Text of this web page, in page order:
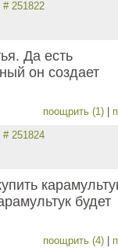
# 251822
Да есть
он создает
поощрить (1)
# 251824
будет
поощрить (4)